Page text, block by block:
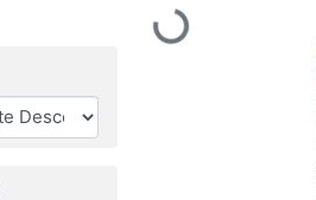
Loading...